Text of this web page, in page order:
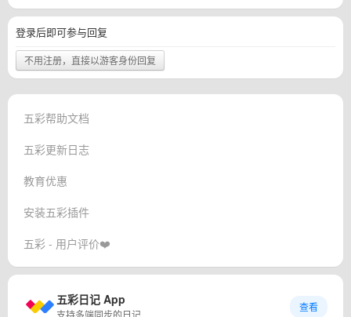
登录后即可参与回复
不用注册，直接以游客身份回复
五彩帮助文档
五彩更新日志
教育优惠
安装五彩插件
五彩 - 用户评价❤️
五彩日记 App 查看